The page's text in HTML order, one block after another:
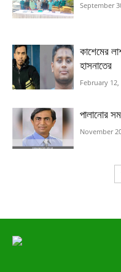
September
কাশেমের
হাসনাতের
February 12,
পালানোর
November